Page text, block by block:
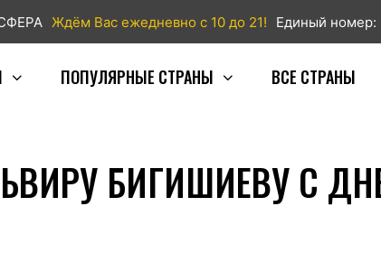
Ждём Вас ежедневно с 10 до 21! Единый номер:
ПОПУЛЯРНЫЕ СТРАНЫ ВСЕ СТРАНЫ
БИГИШИЕВУ С